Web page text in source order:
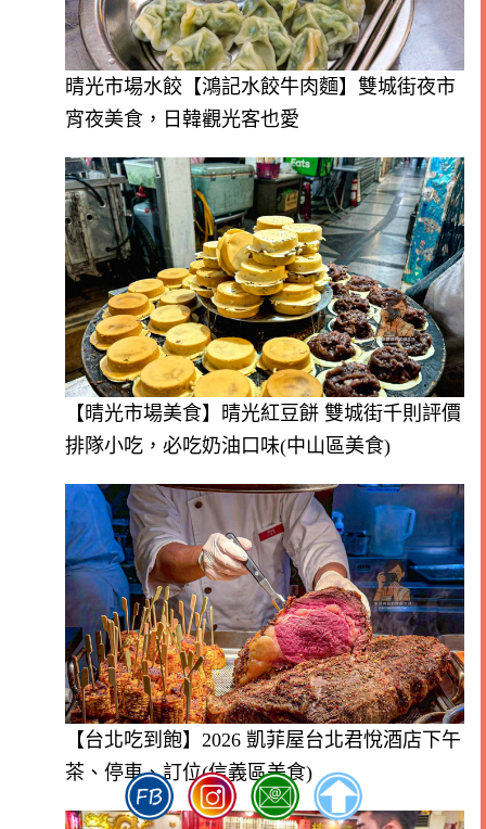
晴光市場水餃【鴻記水餃牛肉麵】雙城街夜市
宵夜美食，日韓觀光客也愛
【晴光市場美食】晴光紅豆餅 雙城街千則評價
排隊小吃，必吃奶油口味(中山區美食)
【台北吃到飽】2026 凱菲屋台北君悅酒店下午
茶、停車、訂位(信義區美食)